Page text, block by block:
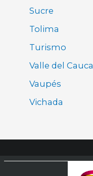
Sucre
Tolima
Turismo
Valle del Cauca
Vaupés
Vichada